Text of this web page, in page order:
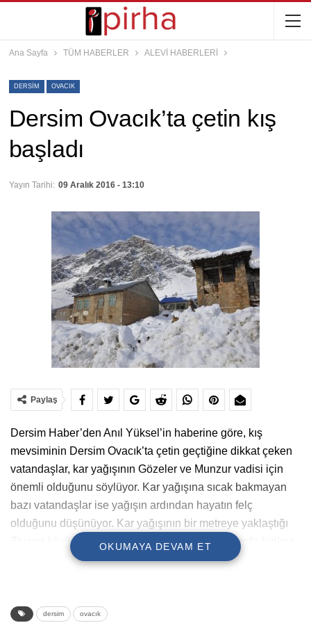
Ana Sayfa TÜM HABERLER ALEVİ HABERLERİ
DERSIM OVACIK
Dersim Ovacık’ta çetin kış
başladı
Yayın Tarihi: 09 Aralık 2016 - 13:10
Paylaş
Dersim Haber’den Anıl Yüksel’in haberine göre, kış
mevsiminin Dersim Ovacık’ta çetin geçtiğine dikkat çeken
vatandaşlar, kar yağışının Gözeler ve Munzur vadisi için
önemli olduğunu söylüyor. Kar yağışına sıcak bakmayan
bazı vatandaşlar ise yağışın ardından hayatın felç
olduğunu düşünüyor. Kar yağışının bir metreye yaklaştığı
Ziyaret köyünde vatandaşlar damlarda ve çatılarda biriken
karları temizlemek için çalışmalarını sürdürüyor.
mevsimindeki kar yağışıdır. Kar yağmazsa burada hayat
OKUMAYA DEVAM ET
dersim ovacık